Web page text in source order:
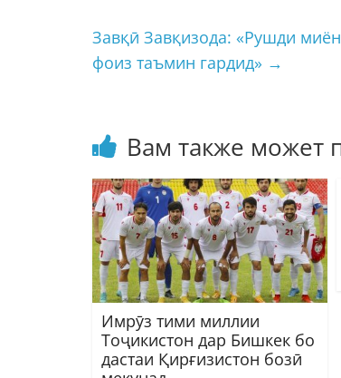
Завқӣ Завқизода: «Рушди
фоиз таъмин гардид» →
Вам также может
Имрӯз тими миллии
Тоҷикистон дар Бишкек бо
дастаи Қирғизистон бозӣ